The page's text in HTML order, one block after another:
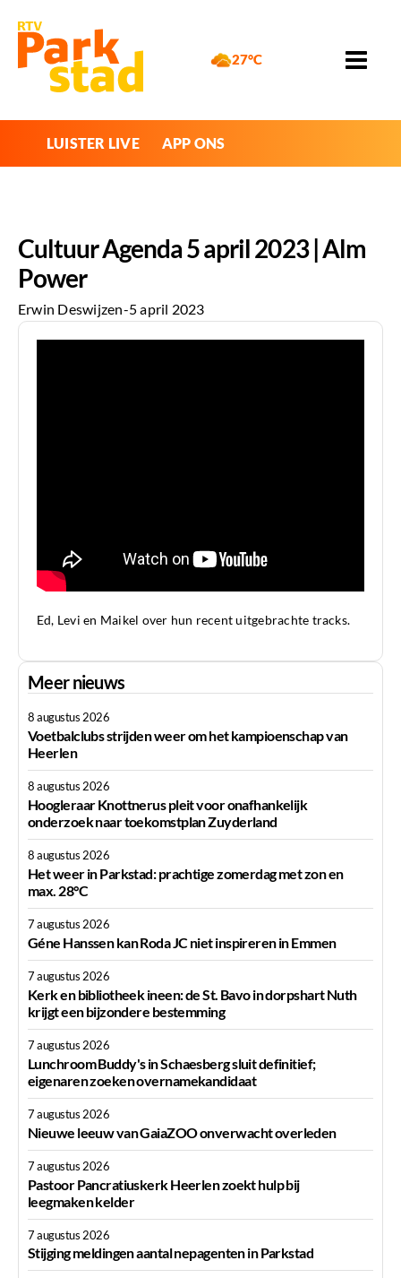
27°C
LUISTER LIVE APP ONS
Cultuur Agenda 5 april 2023 | Alm
Power
Erwin Deswijzen-5 april 2023
Ed, Levi en Maikel over hun recent uitgebrachte tracks.
Meer nieuws
8 augustus 2026
Voetbalclubs strijden weer om het kampioenschap van
Heerlen
8 augustus 2026
Hoogleraar Knottnerus pleit voor onafhankelijk
onderzoek naar toekomstplan Zuyderland
8 augustus 2026
Het weer in Parkstad: prachtige zomerdag met zon en
max. 28°C
7 augustus 2026
Géne Hanssen kan Roda JC niet inspireren in Emmen
7 augustus 2026
Kerk en bibliotheek ineen: de St. Bavo in dorpshart Nuth
krijgt een bijzondere bestemming
7 augustus 2026
Lunchroom Buddy's in Schaesberg sluit definitief;
eigenaren zoeken overnamekandidaat
7 augustus 2026
Nieuwe leeuw van GaiaZOO onverwacht overleden
7 augustus 2026
Pastoor Pancratiuskerk Heerlen zoekt hulp bij
leegmaken kelder
7 augustus 2026
Stijging meldingen aantal nepagenten in Parkstad